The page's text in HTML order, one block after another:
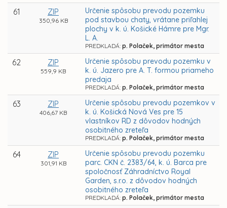
61 ZIP
350,96 KB
Určenie spôsobu prevodu pozemku
pod stavbou chaty, vrátane priľahlej
plochy v k. ú. Košické Hámre pre Mgr.
L. A.
PREDKLADÁ: p. Polaček, primátor mesta
62 ZIP
559,9 KB
Určenie spôsobu prevodu pozemku v
k. ú. Jazero pre A. T. formou priameho
predaja
PREDKLADÁ: p. Polaček, primátor mesta
63 ZIP
406,67 KB
Určenie spôsobu prevodu pozemkov v
k. ú. Košická Nová Ves pre 15
vlastníkov RD z dôvodov hodných
osobitného zreteľa
PREDKLADÁ: p. Polaček, primátor mesta
64 ZIP
301,91 KB
Určenie spôsobu prevodu pozemku
parc. CKN č. 2383/64, k. ú. Barca pre
spoločnosť Záhradníctvo Royal
Garden, s.r.o. z dôvodov hodných
osobitného zreteľa
PREDKLADÁ: p. Polaček, primátor mesta